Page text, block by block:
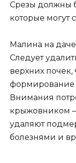
Срезы должны
которые могут
Малина на
Следует
верхних почек,
формирование
Внимания
крыжовником
удаляют
болезнями и